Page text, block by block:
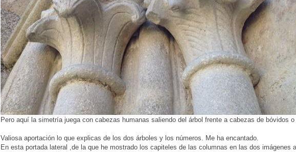
Pero aquí la simetría juega con cabezas humanas saliendo del árbol frente a cabezas de bóvidos
Valiosa aportación lo que explicas de los dos árboles y los números. Me ha encantado.
En esta portada lateral ,de la que he mostrado los capiteles de las columnas en las dos imágenes